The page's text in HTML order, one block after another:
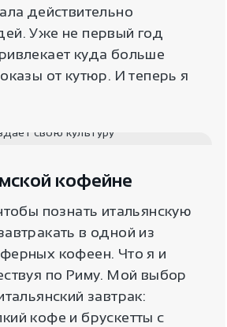
действительно
Уже не первый год
куда больше
от кутюр. И теперь я
кофейне
познать итальянскую
в одной из
кофеен. Что я и
по Риму. Мой выбор
завтрак:
кофе и брускетты с